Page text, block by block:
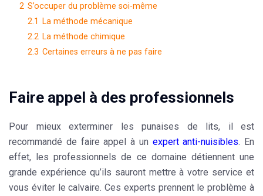
2 S’occuper du problème soi-même
2.1
La méthode mécanique
2.2 La méthode chimique
2.3 Certaines erreurs à ne pas faire
Faire appel à des professionnels
Pour mieux exterminer les punaises de lits, il est
recommandé de faire appel à un expert anti-nuisibles. En
effet, les professionnels de ce domaine détiennent une
grande expérience qu’ils sauront mettre à votre service et
vous éviter le calvaire. Ces experts prennent le problème à